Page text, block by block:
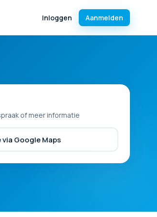
Inloggen Aanmelden
of meer informatie
via Google Maps